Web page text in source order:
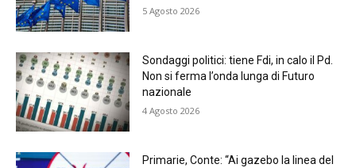
5 Agosto 2026
Sondaggi politici: tiene Fdi, in calo il Pd.
Non si ferma l’onda lunga di Futuro
nazionale
4 Agosto 2026
Primarie, Conte: “Ai gazebo la linea del